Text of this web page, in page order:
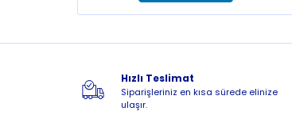
Hızlı Teslimat
Siparişleriniz en kısa sürede elinize
ulaşır.